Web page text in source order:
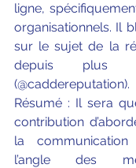
ligne,
organisationnels. Il
sur le sujet de la
depuis
(@caddereputation).
Résumé : Il sera
contribution
la
l’angle des